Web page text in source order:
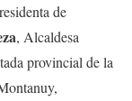
de
, Alcaldesa
provincial de la